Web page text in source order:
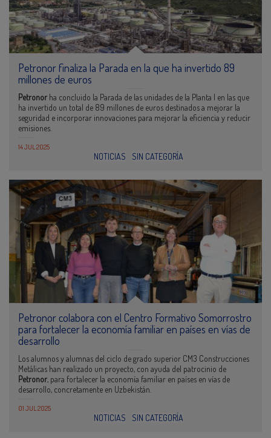
Petronor finaliza la Parada en la que ha invertido 89
millones de euros
Petronor ha concluido la Parada de las unidades de la Planta I en las que
ha invertido un total de 89 millones de euros destinados a mejorar la
seguridad e incorporar innovaciones para mejorar la eficiencia y reducir
emisiones.
14 JUL 2025
NOTICIAS SIN CATEGORÍA
Petronor colabora con el Centro Formativo Somorrostro
para fortalecer la economía familiar en países en vías de
desarrollo
Los alumnos y alumnas del ciclo de grado superior CM3 Construcciones
Metálicas han realizado un proyecto, con ayuda del patrocinio de
Petronor, para fortalecer la economía familiar en países en vías de
desarrollo, concretamente en Uzbekistán.
01 JUL 2025
NOTICIAS SIN CATEGORÍA